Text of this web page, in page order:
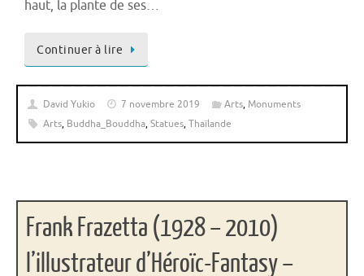
haut, la plante de ses…
Continuer à lire
David Yukio 7 novembre 2019 Arts, Monuments
Arts, Buddha_Bouddha,Statues,Thaïlande
Frank Frazetta (1928 – 2010)
l’illustrateur d’Héroïc-Fantasy –